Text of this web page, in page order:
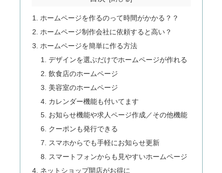
ホームページを作るのって時間がかかる？？
ホームページ制作会社に依頼すると高い？
ホームページを簡単に作る方法
デザインを選ぶだけでホームページが作れる
飲食店のホームページ
美容室のホームページ
カレンダー機能も付いてます
お知らせ機能や求人ページ作成／その他機能
クーポンも発行できる
スマホからでも手軽にお知らせ更新
スマートフォンからも見やすいホームページ
ネットショップ開店がお得に